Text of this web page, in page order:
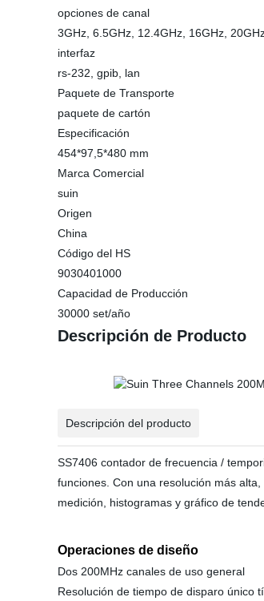
opciones de canal
3GHz, 6.5GHz, 12.4GHz, 16GHz,
interfaz
rs-232, gpib, lan
Paquete de Transporte
paquete de cartón
Especificación
454*97,5*480 mm
Marca Comercial
suin
Origen
China
Código del HS
9030401000
Capacidad de Producción
30000 set/año
Descripción de Producto
Descripción del producto
SS7406 contador de frecuencia /
funciones. Con una resolución más
medición, histogramas y gráfico de
Operaciones de diseño
Dos 200MHz canales de uso general
Resolución de tiempo de disparo único